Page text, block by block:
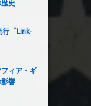
史
行「Link-
ィア・ギ
響